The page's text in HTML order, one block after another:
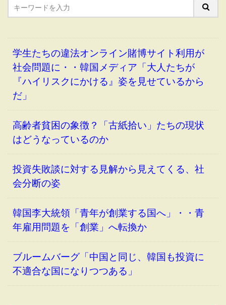
学生たちの違法オンライン賭博サイト利用が
社会問題に・・韓国メディア「大人たちが
『ハイリスクにかける』姿を見せているから
だ」
高齢者貧困の象徴？「古紙拾い」たちの現状
はどうなっているのか
投資失敗談に対する見解から見えてくる、社
会分断の姿
韓国李大統領「青年が創業する国へ」・・青
年雇用問題を「創業」へ転換か
ブルームバーグ「中国と同じ、韓国も投資に
不適合な国になりつつある」